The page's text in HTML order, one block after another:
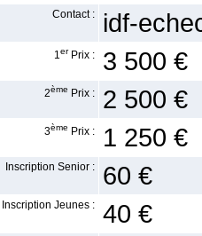
Contact : idf-
1er Prix : 3 500 €
2ème Prix : 2 500 €
3ème Prix : 1 250 €
Inscription Senior : 60 €
Inscription Jeunes : 40 €